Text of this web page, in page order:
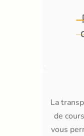
La
de
vous